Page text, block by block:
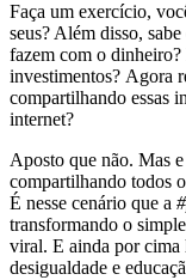
Faça um exercício,
seus? Além disso,
fazem com o dinheiro?
investimentos? Agora
compartilhando essas
internet?
Aposto que não. Mas
compartilhando todos
É nesse cenário que a
transformando o
viral. E ainda por cima
desigualdade e